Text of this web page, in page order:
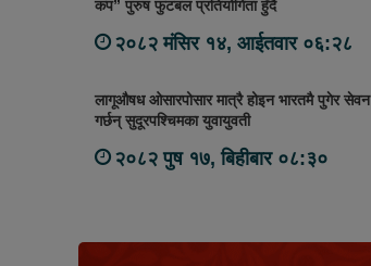
कप” पुरुष फुटबल प्रतियोगिता हुँदै
२०८२ मंसिर १४, आईतवार ०६:२८
लागूऔषध ओसारपोसार मात्रै होइन भारतमै पुगेर सेवन
गर्छन् सुदूरपश्चिमका युवायुवती
२०८२ पुष १७, बिहीबार ०८:३०